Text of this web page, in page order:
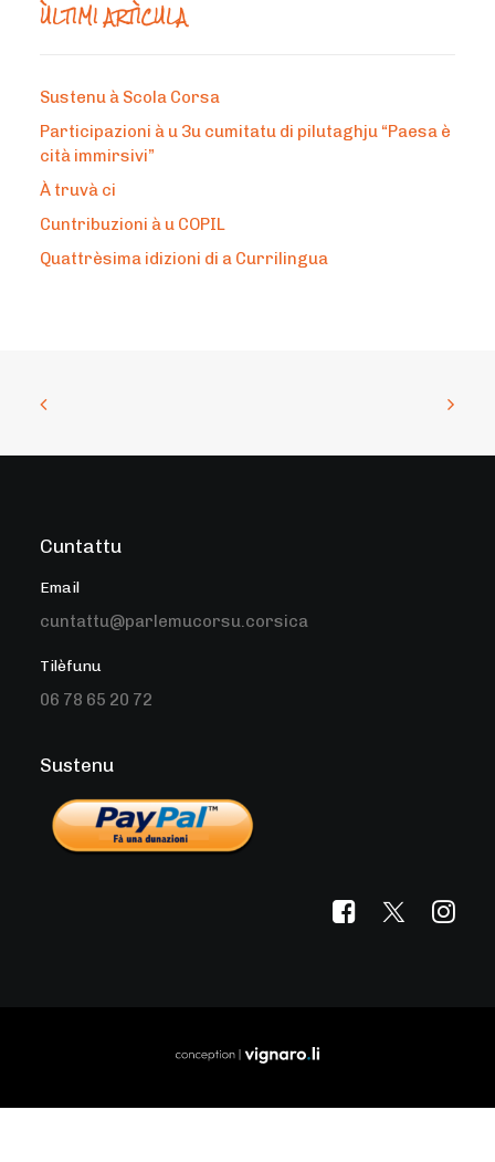
ÙLTIMI ARTÌCULA
Sustenu à Scola Corsa
Participazioni à u 3u cumitatu di pilutaghju “Paesa è
cità immirsivi”
À truvà ci
Cuntribuzioni à u COPIL
Quattrèsima idizioni di a Currilingua
Cuntattu
Email
cuntattu@parlemucorsu.corsica
Tilèfunu
06 78 65 20 72
Sustenu